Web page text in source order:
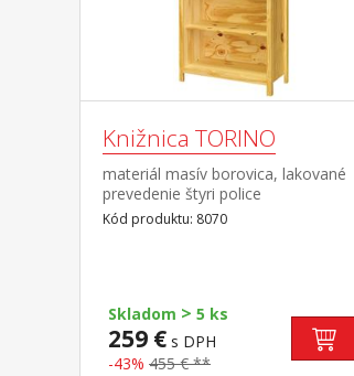
Knižnica TORINO
materiál masív borovica, lakované
prevedenie štyri police
Kód produktu: 8070
Skladom > 5 ks
259 € s DPH
-43% 455 € **